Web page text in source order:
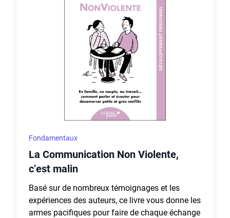
Fondamentaux
La Communication Non Violente,
c’est malin
Basé sur de nombreux témoignages et les
expériences des auteurs, ce livre vous donne les
armes pacifiques pour faire de chaque échange